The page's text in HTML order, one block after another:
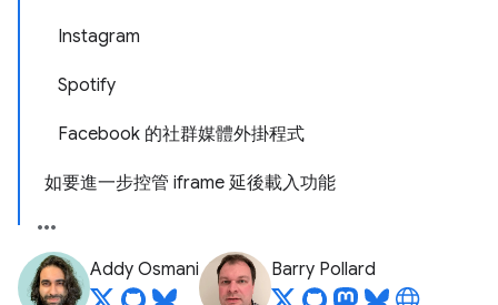
Instagram
Spotify
Facebook 的社群媒體外掛程式
如要進一步控管 iframe 延後載入功能
Addy Osmani Barry Pollard